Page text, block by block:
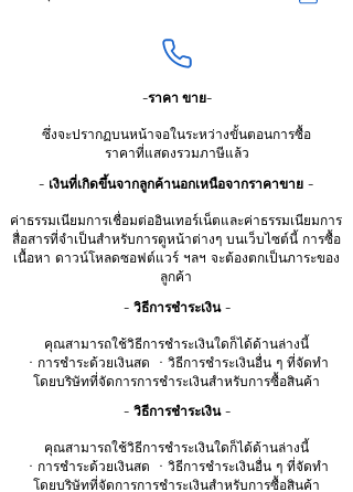
-ราคา ขาย-
ซึ่งจะปรากฏบนหน้าจอในระหว่างขั้นตอนการซื้อ
ราคาที่แสดงรวมภาษีแล้ว
- เงินที่เกิดขึ้นจากลูกค้านอกเหนือจากราคาขาย -
ค่าธรรมเนียมการเชื่อมต่ออินเทอร์เน็ตและค่าธรรมเนียมการ
สื่อสารที่จำเป็นสำหรับการดูหน้าต่างๆ บนเว็บไซต์นี้ การซื้อ
เนื้อหา ดาวน์โหลดซอฟต์แวร์ ฯลฯ จะต้องตกเป็นภาระของ
ลูกค้า
- วิธีการชำระเงิน -
คุณสามารถใช้วิธีการชำระเงินใดก็ได้ด้านล่างนี้
・การชำระด้วยเงินสด ・วิธีการชำระเงินอื่น ๆ ที่จัดทำ
โดยบริษัทที่จัดการการชำระเงินสำหรับการซื้อสินค้า
- วิธีการชำระเงิน -
คุณสามารถใช้วิธีการชำระเงินใดก็ได้ด้านล่างนี้
・การชำระด้วยเงินสด ・วิธีการชำระเงินอื่น ๆ ที่จัดทำ
โดยบริษัทที่จัดการการชำระเงินสำหรับการซื้อสินค้า